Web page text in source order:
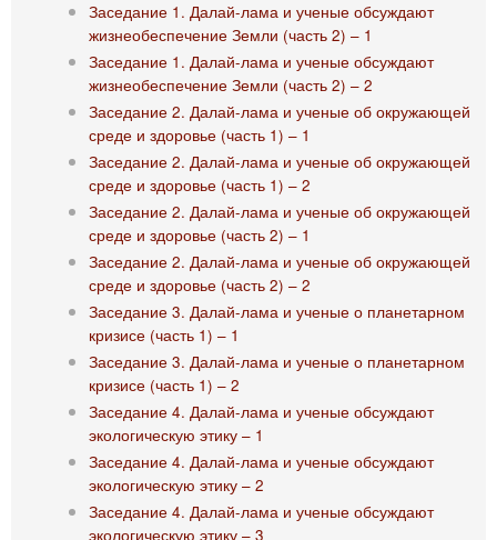
Заседание 1. Далай-лама и ученые обсуждают
жизнеобеспечение Земли (часть 2) – 1
Заседание 1. Далай-лама и ученые обсуждают
жизнеобеспечение Земли (часть 2) – 2
Заседание 2. Далай-лама и ученые об окружающей
среде и здоровье (часть 1) – 1
Заседание 2. Далай-лама и ученые об окружающей
среде и здоровье (часть 1) – 2
Заседание 2. Далай-лама и ученые об окружающей
среде и здоровье (часть 2) – 1
Заседание 2. Далай-лама и ученые об окружающей
среде и здоровье (часть 2) – 2
Заседание 3. Далай-лама и ученые о планетарном
кризисе (часть 1) – 1
Заседание 3. Далай-лама и ученые о планетарном
кризисе (часть 1) – 2
Заседание 4. Далай-лама и ученые обсуждают
экологическую этику – 1
Заседание 4. Далай-лама и ученые обсуждают
экологическую этику – 2
Заседание 4. Далай-лама и ученые обсуждают
экологическую этику – 3